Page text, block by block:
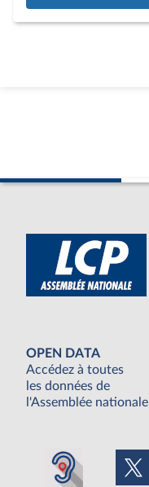
OPEN DATA
Accédez à toutes
les données de
l'Assemblée nationale